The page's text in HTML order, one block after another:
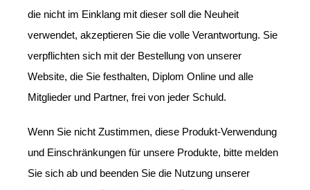
die nicht im Einklang mit dieser soll die Neuheit
verwendet, akzeptieren Sie die volle Verantwortung. Sie
verpflichten sich mit der Bestellung von unserer
Website, die Sie festhalten, Diplom Online und alle
Mitglieder und Partner, frei von jeder Schuld.
Wenn Sie nicht Zustimmen, diese Produkt-Verwendung
und Einschränkungen für unsere Produkte, bitte melden
Sie sich ab und beenden Sie die Nutzung unserer